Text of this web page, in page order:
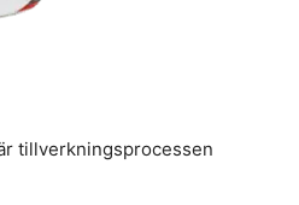
tillverkningsprocessen